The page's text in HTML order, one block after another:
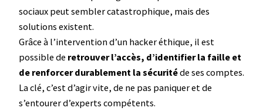
sociaux peut sembler catastrophique, mais des
solutions existent.
Grâce à l’intervention d’un hacker éthique, il est
possible de retrouver l’accès, d’identifier la faille et
de renforcer durablement la sécuritéde ses comptes.
La clé, c’est d’agir vite, de ne pas paniquer et de
s’entourer d’experts compétents.